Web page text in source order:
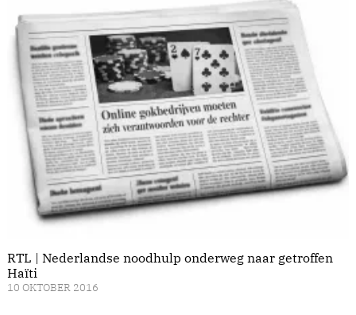
RTL | Nederlandse noodhulp onderweg naar getroffen
Haïti
10 OKTOBER 2016